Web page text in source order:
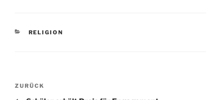
KATEGORIEN
RELIGION
Beitragsnavigation
Vorheriger
ZURÜCK